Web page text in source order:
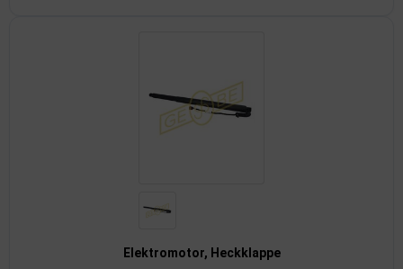
Elektromotor, Heckklappe